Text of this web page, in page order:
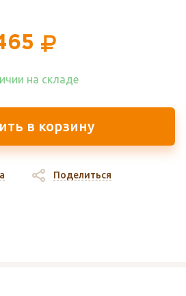
на складе​
в корзину
Поделиться